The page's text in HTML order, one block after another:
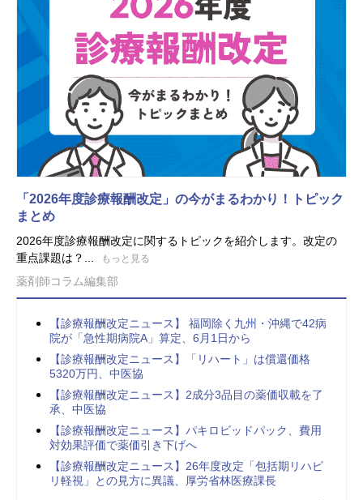
「2026年度診療報酬改定」の今がまるわかり！トピック
まとめ
2026年度診療報酬改定に関するトピックを紹介します。改定の
重点課題は？...
もっと見る
薬剤師コラム編集部
【診療報酬改定ニュース】 福岡除く九州・沖縄で42病
院が「急性期病院A」算定、6月1日から
【診療報酬改定ニュース】「リハート」は償還価格
5320万円、中医協
【診療報酬改定ニュース】2成分3品目の薬価収載を了
承、中医協
【診療報酬改定ニュース】パキロビッドパック、費用
対効果評価で薬価引き下げへ
【診療報酬改定ニュース】26年度改定「包括期リハビ
リ軽視」との見方に異議、厚労省林医療課長